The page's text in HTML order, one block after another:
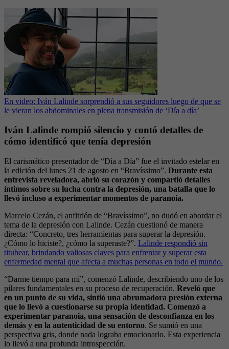
En video: Iván Lalinde sorprendió a sus seguidores luego de que se
le vieran los abdominales en plena transmisión de ‘Día a día’
Iván Lalinde rompió silencio y contó detalles de
cómo identificó que tenía depresión
El carismático presentador de “Día a Día” fue el invitado estelar en
la edición del lunes 21 de agosto en “Bravíssimo”. Durante esta
entrevista reveladora, abrió su corazón y compartió detalles
íntimos sobre su lucha contra la depresión, una batalla que lo
llevó incluso a experimentar momentos de paranoia.
Marcelo Cezán, el anfitrión de “Bravíssimo”, no dudó en abordar el
tema de la depresión con Lalinde. Cezán cuestionó de manera
directa: “Concreto, tres herramientas para superar la depresión.
¿Cómo lo hiciste?, ¿cómo la superaste?”. Lalinde respondió sin
titubear, brindando valiosas claves para enfrentar y superar esta
enfermedad mental que afecta a muchas personas en todo el mundo.
“Darme tiempo para mí”, comenzó Lalinde, describiendo uno de los
pilares fundamentales en su proceso de recuperación. Reveló que
en un punto de su vida, sintió una abrumadora presión externa
que lo llevó a cuestionarse su propia identidad. Comenzó a
experimentar paranoia, una sensación de desconfianza en los
demás y en la autenticidad de su entorno. Se sumió en una
perspectiva gris, donde nada lograba emocionarlo. Esta experiencia
lo llevó a una profunda introspección.